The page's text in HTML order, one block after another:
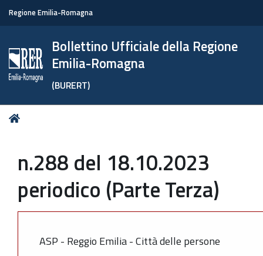
Regione Emilia-Romagna
Bollettino Ufficiale della Regione
Emilia-Romagna
(BURERT)
Tu
n.288 del 18.10.2023
periodico (Parte Terza)
ASP - Reggio Emilia - Città delle persone